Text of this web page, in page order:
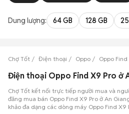
Dung lượng: 64 GB 128 GB
Chợ Tốt Điện thoại Oppo Oppo Find
Chợ Tốt kết nối trực tiếp người mua và
đăng mua bán Oppo Find X9 Pro ở An
khảo đa dạng các dòng máy Oppo Find